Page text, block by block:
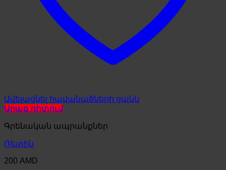
Ավելացնել հավանածների ցանկ
Արագ դիտում
Գրենական ապրանքներ
Ռետին
200 AMD